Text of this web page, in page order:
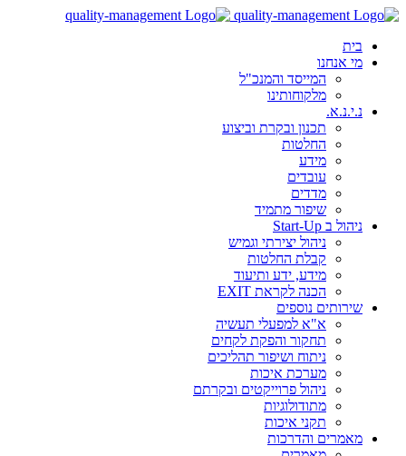
בית
מי אנחנו
המייסד והמנכ"ל
מלקוחותינו
נ.י.נ.א.
תכנון ובקרת וביצוע
החלטות
מידע
עובדים
מדדים
שיפור מתמיד
ניהול ב Start-Up
ניהול יצירתי וגמיש
קבלת החלטות
מידע, ידע ותיעוד
הכנה לקראת EXIT
שירותים נוספים
א"א למפעלי תעשיה
תחקור והפקת לקחים
ניתוח ושיפור תהליכים
מערכת איכות
ניהול פרוייקטים ובקרתם
מתודולוגיות
תקני איכות
מאמרים והדרכות